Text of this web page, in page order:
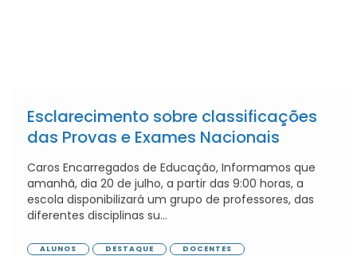
Esclarecimento sobre classificações
das Provas e Exames Nacionais
Caros Encarregados de Educação, Informamos que
amanhã, dia 20 de julho, a partir das 9:00 horas, a
escola disponibilizará um grupo de professores, das
diferentes disciplinas su...
ALUNOS DESTAQUE
DOCENTES